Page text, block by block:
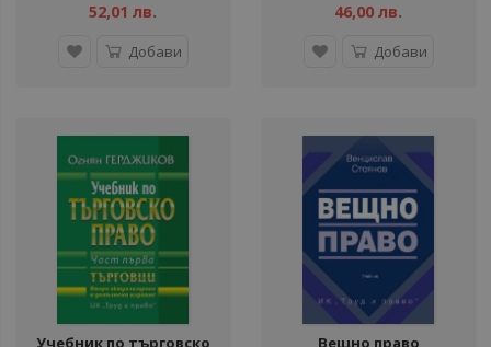
52,01 лв.
Добави
46,00 лв.
Добави
Учебник по търговско Вещно право